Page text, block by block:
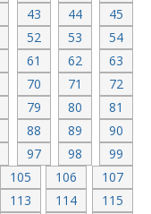
43 44
45
52 53
54
61 62
63
70 71
72
79 80
81
88 89
90
97 98
99
105 106
107
113 114
115